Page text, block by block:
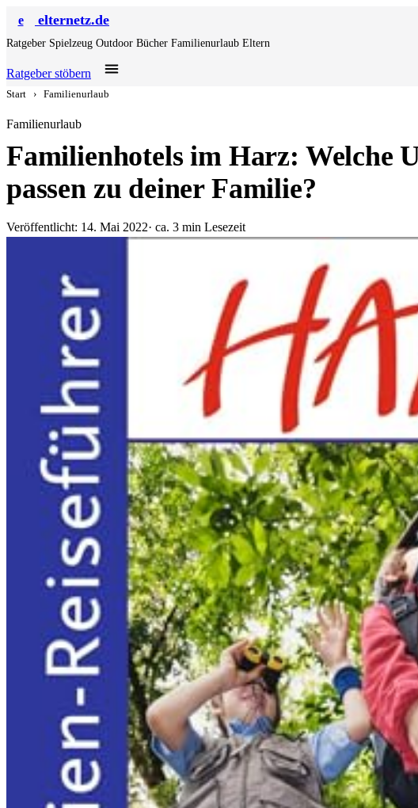
e elternetz.de
Ratgeber Spielzeug Outdoor Bücher Familienurlaub Eltern
Ratgeber stöbern
Start › Familienurlaub
Familienurlaub
Familienhotels im Harz: Welche
passen zu deiner Familie?
Veröffentlicht: 14. Mai 2022· ca. 3 min Lesezeit